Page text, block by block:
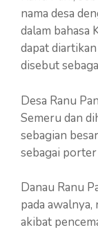
nama desa
dalam bahasa
dapat
disebut
Desa Ranu
Semeru dan
sebagian
sebagai
Danau Ranu
pada
akibat